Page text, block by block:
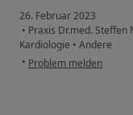
26. Februar 2023
• Praxis Dr.med.
Kardiologie • Andere
• Problem melden